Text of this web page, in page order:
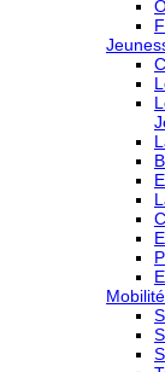
Mobilité